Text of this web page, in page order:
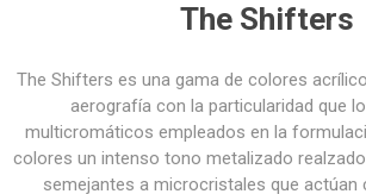
The Shifters
The Shifters es una gama de colores
aerografía con la particularidad que
multicromáticos empleados en la
colores un intenso tono metalizado
semejantes a microcristales que actúan